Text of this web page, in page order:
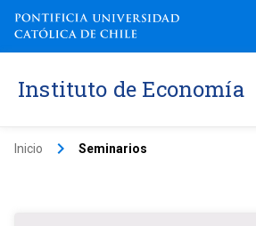
Instituto de Economía
Inicio keyboard_arrow_right Seminarios